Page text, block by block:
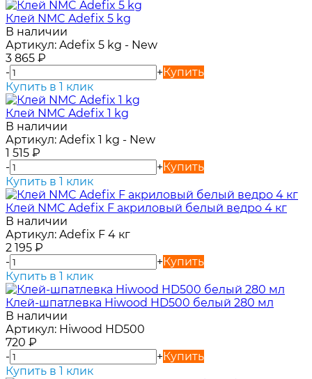
Клей NMC Adefix 5 kg
В наличии
Артикул: Adefix 5 kg - New
3 865 ₽
-
+Купить
Купить в 1 клик
Клей NMC Adefix 1 kg
В наличии
Артикул: Adefix 1 kg - New
1 515 ₽
-
+Купить
Купить в 1 клик
Клей NMC Adefix F акриловый белый ведро 4 кг
В наличии
Артикул: Adefix F 4 кг
2 195 ₽
-
+Купить
Купить в 1 клик
Клей-шпатлевка Hiwood HD500 белый 280 мл
В наличии
Артикул: Hiwood HD500
720 ₽
-
+Купить
Купить в 1 клик